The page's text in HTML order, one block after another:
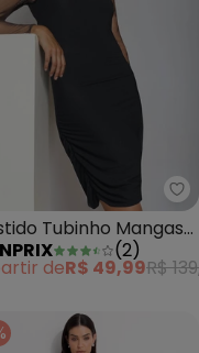
Decote
Tubinho Mangas
Tule Preto
(2)
deR$ 49,99R$